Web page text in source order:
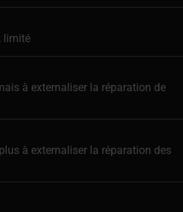
limité
à externaliser la réparation de
à externaliser la réparation des